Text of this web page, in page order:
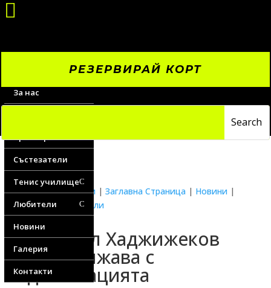

За нас
Треньори
Състезатели
Тенис училищеC
Любители C
Новини
Галерия
Контакти
РЕЗЕРВИРАЙ КОРТ
Водещи новини | Заглавна Страница | Новини |
Новини любители
Генерал Хаджижеков
продължава с
доминацията